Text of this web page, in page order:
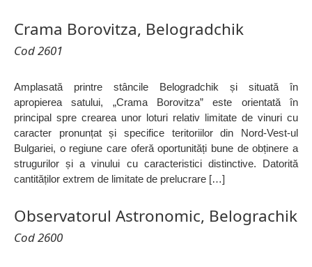
Crama Borovitza, Belogradchik
Cod 2601
Amplasată printre stâncile Belogradchik și situată în
apropierea satului, „Crama Borovitza” este orientată în
principal spre crearea unor loturi relativ limitate de vinuri cu
caracter pronunțat și specifice teritoriilor din Nord-Vest-ul
Bulgariei, o regiune care oferă oportunități bune de obținere a
strugurilor și a vinului cu caracteristici distinctive. Datorită
cantităților extrem de limitate de prelucrare […]
Observatorul Astronomic, Belograchik
Cod 2600